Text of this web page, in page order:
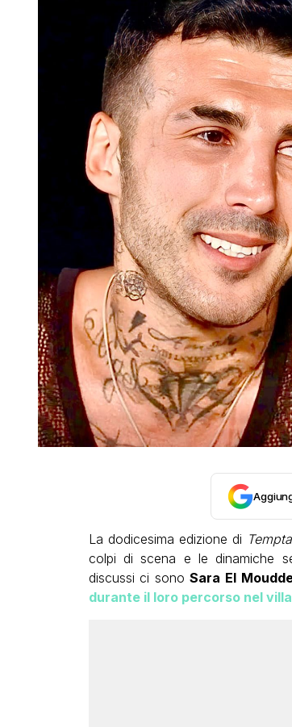
La dodicesima edizione di
colpi di scena e le dinamiche
discussi ci sonoSara El
durante il loro percorso nel